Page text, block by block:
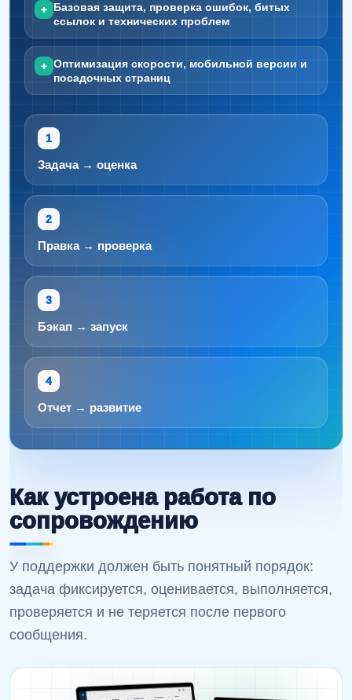
+ Базовая защита, проверка ошибок, битых
ссылок и технических проблем
+ Оптимизация скорости, мобильной версии и
посадочных страниц
Задача → оценка
Правка → проверка
Бэкап → запуск
Отчет → развитие
Как устроена работа по
сопровождению
У поддержки должен быть понятный порядок:
задача фиксируется, оценивается, выполняется,
проверяется и не теряется после первого
сообщения.